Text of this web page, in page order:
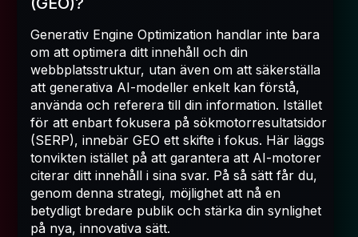
Generativ Engine Optimization handlar inte bara
om att optimera ditt innehåll och din
webbplatsstruktur, utan även om att säkerställa
att generativa AI-modeller enkelt kan förstå,
använda och referera till din information. Istället
för att enbart fokusera på sökmotorresultatsidor
(SERP), innebär GEO ett skifte i fokus. Här läggs
tonvikten istället på att garantera att AI-motorer
citerar ditt innehåll i sina svar. På så sätt får du,
genom denna strategi, möjlighet att nå en
betydligt bredare publik och stärka din synlighet
på nya, innovativa sätt.